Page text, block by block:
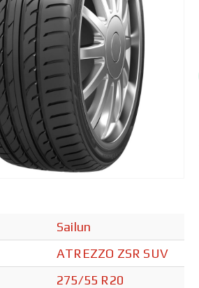
Sailun
ATREZZO ZSR SUV
275/55 R20